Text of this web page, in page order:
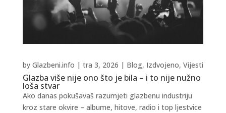
Glazba više nije ono što je bila – i to nije nužno
loša stvar
by Glazbeni.info | tra 3, 2026 | Blog, Izdvojeno, Vijesti
Ako danas pokušavaš razumjeti glazbenu industriju
kroz stare okvire – albume, hitove, radio i top ljestvice